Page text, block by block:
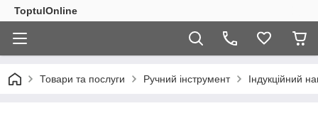
ToptulOnline
Товари та послуги Ручний інструмент Індукційний